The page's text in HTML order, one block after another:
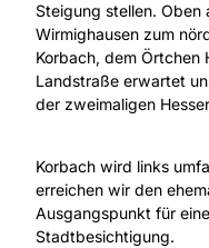
Steigung stellen. Oben
Wirmighausen zum
Korbach, dem Örtchen
Landstraße erwartet
der zweimaligen
Korbach wird links
erreichen wir den
Ausgangspunkt für
Stadtbesichtigung.